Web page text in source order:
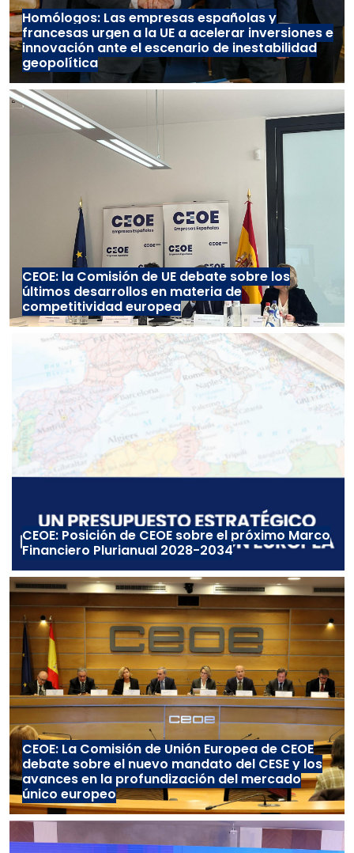
Homólogos: Las empresas españolas y
francesas urgen a la UE a acelerar inversiones e
innovación ante el escenario de inestabilidad
geopolítica
CEOE: la Comisión de UE debate sobre los
últimos desarrollos en materia de
competitividad europea
CEOE: Posición de CEOE sobre el próximo Marco
Financiero Plurianual 2028-2034
CEOE: La Comisión de Unión Europea de CEOE
debate sobre el nuevo mandato del CESE y los
avances en la profundización del mercado
único europeo